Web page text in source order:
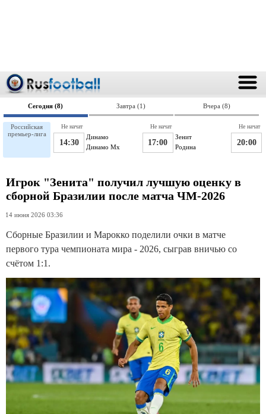
Сегодня (8) Завтра (1) Вчера (8)
Российская
премьер-лига
Динамо
14:30 Динамо Мх
Не начат
Зенит
17:00 Родина
Не начат
20:00
Не начат
Игрок "Зенита" получил лучшую оценку в
сборной Бразилии после матча ЧМ-2026
14 июня 2026 03:36
Сборные Бразилии и Марокко поделили очки в матче
первого тура чемпионата мира - 2026, сыграв вничью со
счётом 1:1.